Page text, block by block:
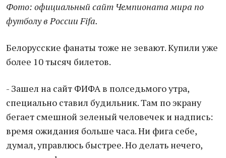
Фото: официальный сайт Чемпионата мира по
футболу в России Fifa.
Белорусские фанаты тоже не зевают. Купили уже
более 10 тысяч билетов.
- Зашел на сайт ФИФА в полседьмого утра,
специально ставил будильник. Там по экрану
бегает смешной зеленый человечек и надпись:
время ожидания больше часа. Ни фига себе,
думал, управлюсь быстрее. Но делать нечего,